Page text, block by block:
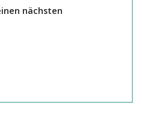
nächsten